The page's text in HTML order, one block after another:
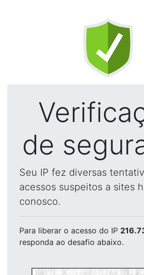
de
Seu IP fez diversas
acessos suspeitos a sites
conosco.
Para liberar o acesso do IP
responda ao desafio abaixo.